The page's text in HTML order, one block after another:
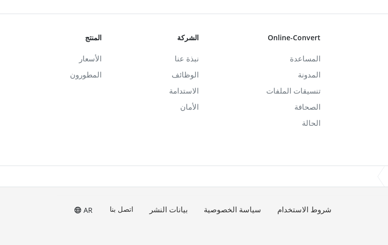
Online-Convert
المساعدة
المدونة
تنسيقات الملفات
الصحافة
الحالة
الشركة
نبذة عنا
الوظائف
الاستدامة
الأمان
المنتج
الأسعار
المطورون
شروط الاستخدام سياسة الخصوصية بيانات النشر اتصل بنا AR